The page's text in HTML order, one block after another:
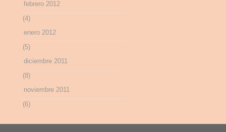
febrero 2012
(4)
enero 2012
(5)
diciembre 2011
(8)
noviembre 2011
(6)